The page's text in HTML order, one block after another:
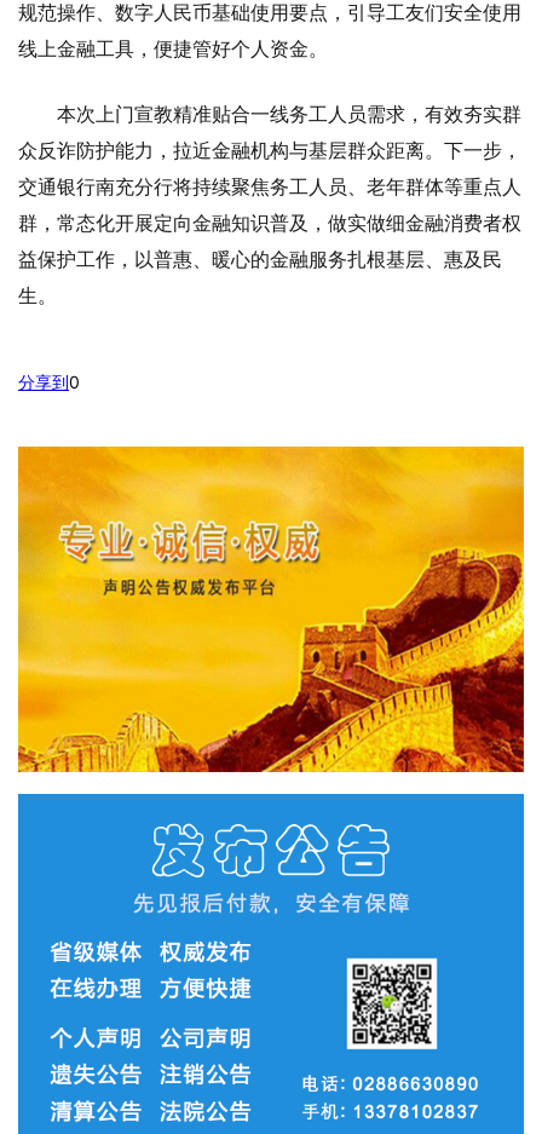
规范操作、数字人民币基础使用要点，引导工友们安全使用
线上金融工具，便捷管好个人资金。
本次上门宣教精准贴合一线务工人员需求，有效夯实群
众反诈防护能力，拉近金融机构与基层群众距离。下一步，
交通银行南充分行将持续聚焦务工人员、老年群体等重点人
群，常态化开展定向金融知识普及，做实做细金融消费者权
益保护工作，以普惠、暖心的金融服务扎根基层、惠及民
生。
分享到0